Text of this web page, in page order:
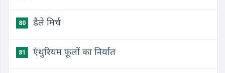
80 ​डैले मिर्च
81 ​एंथुरियम फूलों का निर्यात